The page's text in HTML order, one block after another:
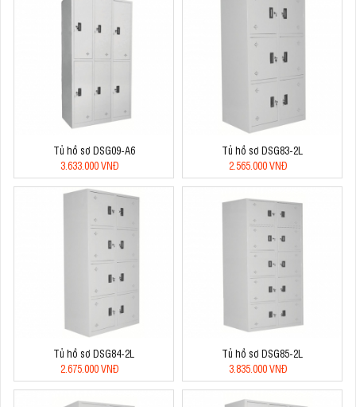
Tủ hồ sơ DSG09-A6
3.633.000 VNĐ
Tủ hồ sơ DSG83-2L
2.565.000 VNĐ
Tủ hồ sơ DSG84-2L
2.675.000 VNĐ
Tủ hồ sơ DSG85-2L
3.835.000 VNĐ